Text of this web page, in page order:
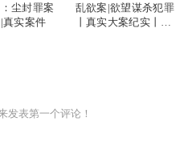
尘封罪案
真实案件
乱欲案|欲望谋杀犯罪
丨真实大案纪实丨悬
发表第一个评论！